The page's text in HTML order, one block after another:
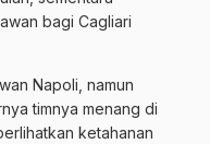
bagi Cagliari
Napoli, namun
timnya menang di
ketahanan